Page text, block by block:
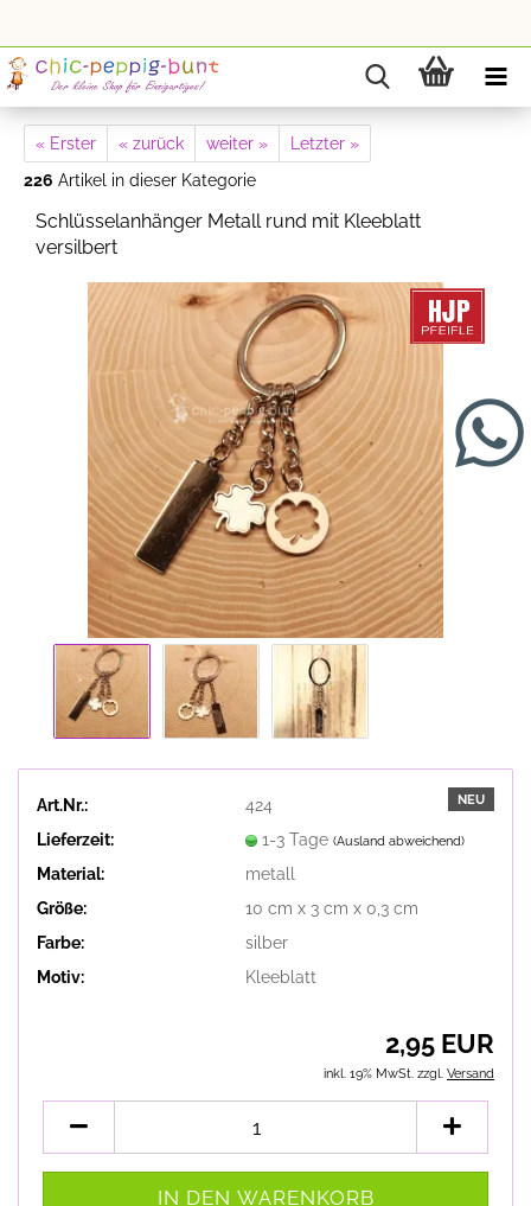
« Erster « zurück weiter »
Letzter »
226 Artikel in dieser Kategorie
Schlüsselanhänger Metall rund mit Kleeblatt
versilbert
NEU
Art.Nr.:
424
Lieferzeit:
1-3 Tage (Ausland abweichend)
Material:
metall
Größe:
10 cm x 3 cm x 0,3 cm
Farbe:
silber
Motiv:
Kleeblatt
2,95 EUR
inkl. 19% MwSt. zzgl. Versand